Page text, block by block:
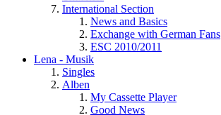
International Section
News and Basics
Exchange with German Fans
ESC 2010/2011
Lena - Musik
Singles
Alben
My Cassette Player
Good News